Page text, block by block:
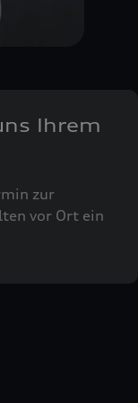
Ihrem
zur
vor Ort ein